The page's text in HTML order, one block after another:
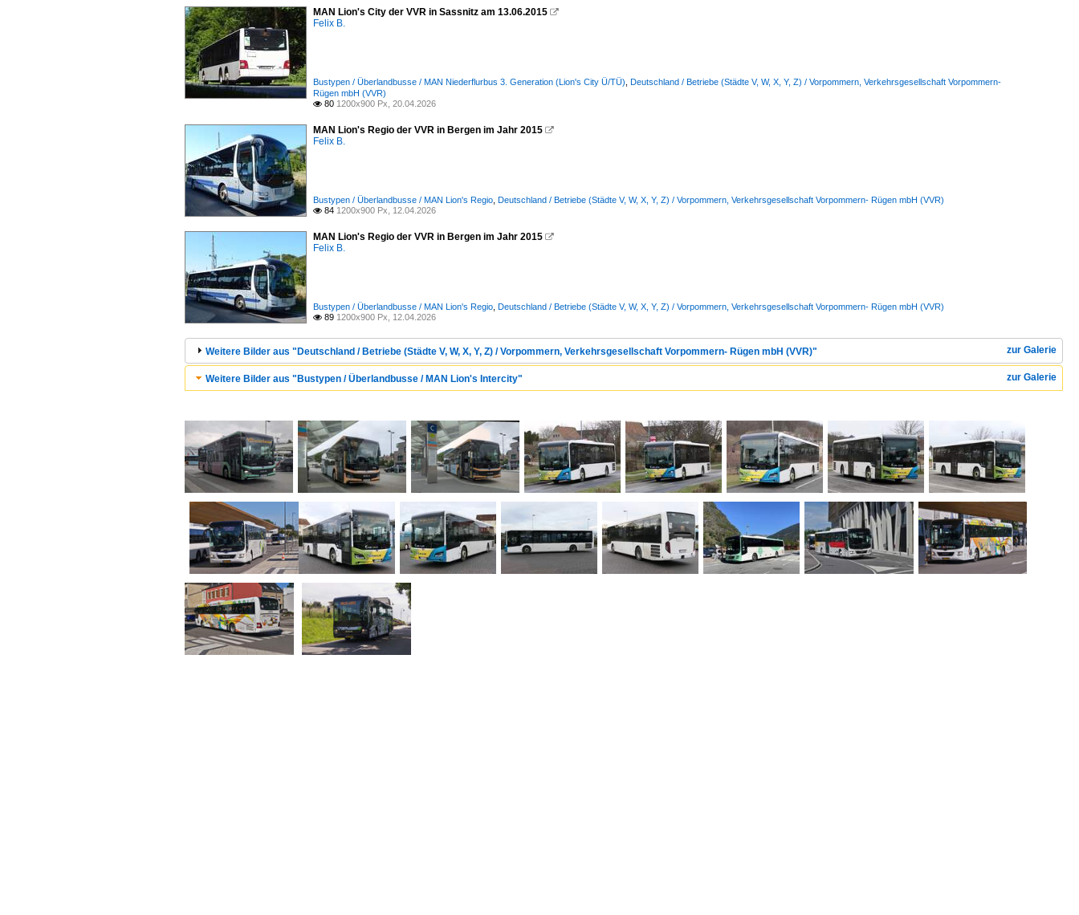
MAN Lion's City der VVR in Sassnitz am 13.06.2015 
Felix B.
Bustypen / Überlandbusse / MAN Niederflurbus 3. Generation (Lion's City Ü/TÜ) Deutschland / Betriebe (Städte V, W, X, Y, Z) / Vorpommern, Verkehrsgesellschaft Vorpommern-
Rügen mbH (VVR)
 80 1200x900 Px, 20.04.2026
MAN Lion's Regio der VVR in Bergen im Jahr 2015 
Felix B.
Bustypen / Überlandbusse / MAN Lion's Regio Deutschland / Betriebe (Städte V, W, X, Y, Z) / Vorpommern, Verkehrsgesellschaft Vorpommern- Rügen mbH (VVR)
 84 1200x900 Px, 12.04.2026
MAN Lion's Regio der VVR in Bergen im Jahr 2015 
Felix B.
Bustypen / Überlandbusse / MAN Lion's Regio Deutschland / Betriebe (Städte V, W, X, Y, Z) / Vorpommern, Verkehrsgesellschaft Vorpommern- Rügen mbH (VVR)
 89 1200x900 Px, 12.04.2026
zur Galerie
Weitere Bilder aus "Deutschland / Betriebe (Städte V, W, X, Y, Z) / Vorpommern, Verkehrsgesellschaft Vorpommern- Rügen mbH (VVR)"
zur Galerie
Weitere Bilder aus "Bustypen / Überlandbusse / MAN Lion's Intercity"